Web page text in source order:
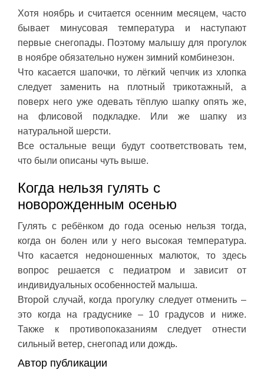
Хотя ноябрь и считается осенним месяцем, часто
бывает минусовая температура и наступают
первые снегопады. Поэтому малышу для прогулок
в ноябре обязательно нужен зимний комбинезон.
Что касается шапочки, то лёгкий чепчик из хлопка
следует заменить на плотный трикотажный, а
поверх него уже одевать тёплую шапку опять же,
на флисовой подкладке. Или же шапку из
натуральной шерсти.
Все остальные вещи будут соответствовать тем,
что были описаны чуть выше.
Когда нельзя гулять с
новорожденным осенью
Гулять с ребёнком до года осенью нельзя тогда,
когда он болен или у него высокая температура.
Что касается недоношенных малюток, то здесь
вопрос решается с педиатром и зависит от
индивидуальных особенностей малыша.
Второй случай, когда прогулку следует отменить –
это когда на градуснике – 10 градусов и ниже.
Также к противопоказаниям следует отнести
сильный ветер, снегопад или дождь.
Автор публикации